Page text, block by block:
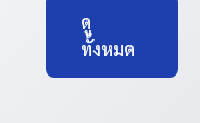
ดู
ทั้งหมด